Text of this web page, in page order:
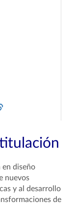
en diseño
nuevos
y al desarrollo
de